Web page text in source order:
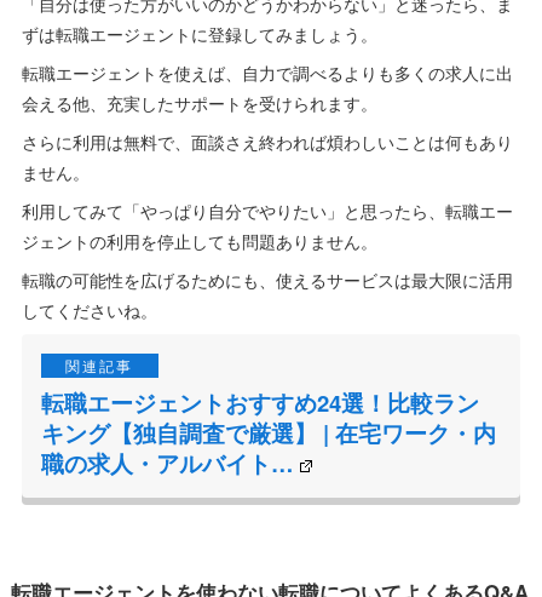
まとめ｜転職エージェントを使うか迷ったらまずは登録
してみよう
転職エージェントは、希望する転職方法によって使った方がいい
人と使わなくてもいい人に分かれます。
「自分は使った方がいいのかどうかわからない」と迷ったら、ま
ずは転職エージェントに登録してみましょう。
転職エージェントを使えば、自力で調べるよりも多くの求人に出
会える他、充実したサポートを受けられます。
さらに利用は無料で、面談さえ終われば煩わしいことは何もあり
ません。
利用してみて「やっぱり自分でやりたい」と思ったら、転職エー
ジェントの利用を停止しても問題ありません。
転職の可能性を広げるためにも、使えるサービスは最大限に活用